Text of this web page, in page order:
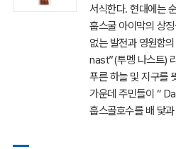
서식한다. 현대에는
훕스굴아이막의 상
없는 발전과 영원함
nast”(투멩 나스트)
푸른 하늘 및 지구를
가운데 주민들이 “
훕스골호수를배 닻과